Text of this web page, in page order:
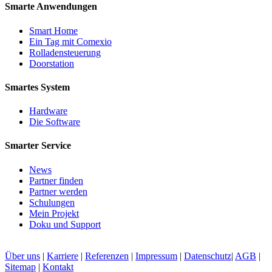
Smarte Anwendungen
Smart Home
Ein Tag mit Comexio
Rolladensteuerung
Doorstation
Smartes System
Hardware
Die Software
Smarter Service
News
Partner finden
Partner werden
Schulungen
Mein Projekt
Doku und Support
Über uns | Karriere | Referenzen | Impressum | Datenschutz| AGB |
Sitemap | Kontakt